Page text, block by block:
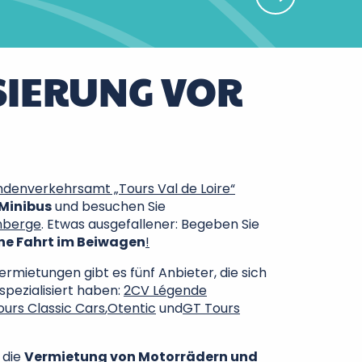
VOR
„Tours Val de Loire“
und besuchen Sie
. Etwas ausgefallener: Begeben Sie
Fahrt im Beiwagen!
gibt es fünf Anbieter, die sich
spezialisiert haben: 2CV Légende
Classic Cars,Otentic undGT Tours
Vermietung von Motorrädern und